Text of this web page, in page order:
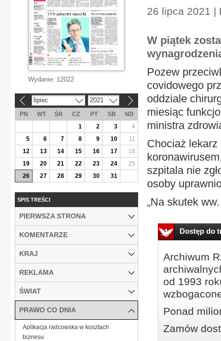
26 lipca 2021 |
W piątek
Pozew
covidowego
oddziale
miesiąc
ministra
Chociaż lekarz
szpitala nie
osoby
„Na skutek
Dostęp do
Archiwum
od 1993
Ponad
Zamów
Wydanie: 12022
lipiec 2021
PN WT ŚR CZ PT SB
ND
1
2 3
4
5
6 7 8 9 10
11
12
13 14 15 16 17
18
19
20 21 22 23 24
25
26
27 28 29 30 31
SPIS TREŚCI
PIERWSZA STRONA
KOMENTARZE
KRAJ
REKLAMA
ŚWIAT
PRAWO CO DNIA
Aplikacja radcowska w kosztach
biznesu